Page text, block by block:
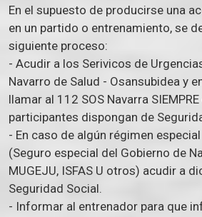
En el supuesto de producirse una
en un partido o entrenamiento, se
siguiente proceso:
- Acudir a los Serivicos de
Navarro de Salud - Osansubidea y
llamar al 112 SOS Navarra
participantes dispongan de
- En caso de algún régimen
(Seguro especial del Gobierno de
MUGEJU, ISFAS U otros) acudir a
Seguridad Social.
- Informar al entrenador para que